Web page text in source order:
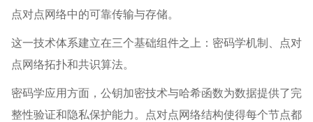
点对点网络中的可靠传输与存储。
这一技术体系建立在三个基础组件之上：密码学机制、点对
点网络拓扑和共识算法。
密码学应用方面，公钥加密技术与哈希函数为数据提供了完
整性验证和隐私保护能力。点对点网络结构使得每个节点都